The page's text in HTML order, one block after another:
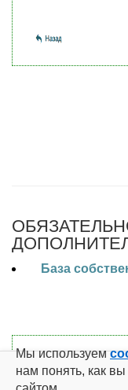
База
Возможно вам также
Мы используем
нам понять, как